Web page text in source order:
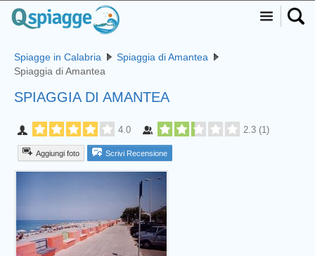
Spiagge in Calabria
Spiaggia di Amantea
Spiaggia di Amantea
SPIAGGIA DI AMANTEA
4.0 2.3 (1)
Aggiungi foto Scrivi Recensione